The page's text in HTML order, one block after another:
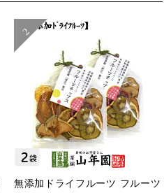
無添加ドライフルーツ フルーツ